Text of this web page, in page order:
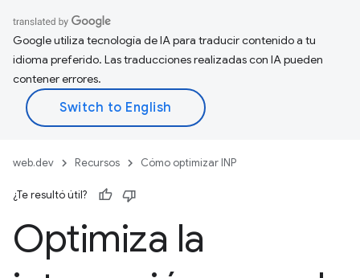
Google utiliza tecnología de IA para traducir contenido a tu
idioma preferido. Las traducciones realizadas con IA pueden
contener errores.
web.dev Recursos Cómo optimizar INP
¿Te resultó útil?
Optimiza la